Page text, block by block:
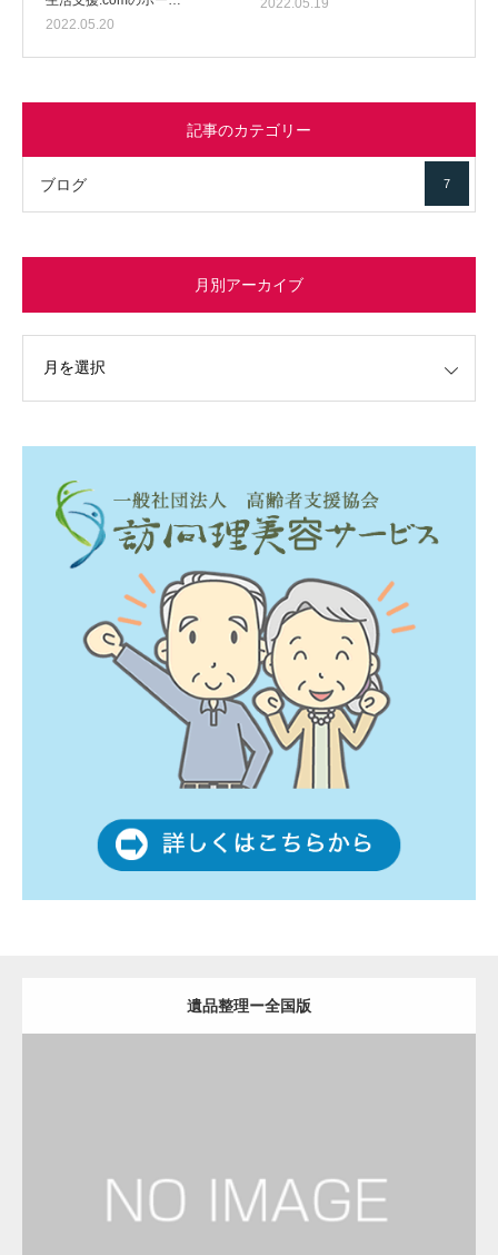
2022.05.20
記事のカテゴリー
ブログ 7
月別アーカイブ
遺品整理ー全国版
Detail Visit